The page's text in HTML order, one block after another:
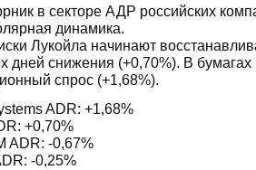
в секторе АДР российских
динамика.
Лукойла начинают
дней снижения (+0,70%). В
спрос (+1,68%).
ADR: +1,68%
+0,70%
ADR: -0,67%
-0,25%